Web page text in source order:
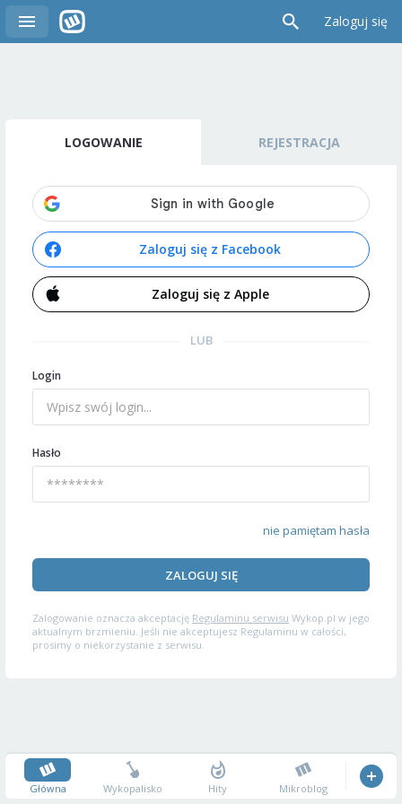
Zaloguj się
LOGOWANIE REJESTRACJA
Zaloguj się z Facebook
Zaloguj się z Apple
LUB
Login
Hasło
nie pamiętam hasła
ZALOGUJ SIĘ
Zalogowanie oznacza akceptację Regulaminu serwisu Wykop.pl w jego
aktualnym brzmieniu. Jeśli nie akceptujesz Regulaminu w całości,
prosimy o niekorzystanie z serwisu.
Główna Wykopalisko Hity Mikroblog